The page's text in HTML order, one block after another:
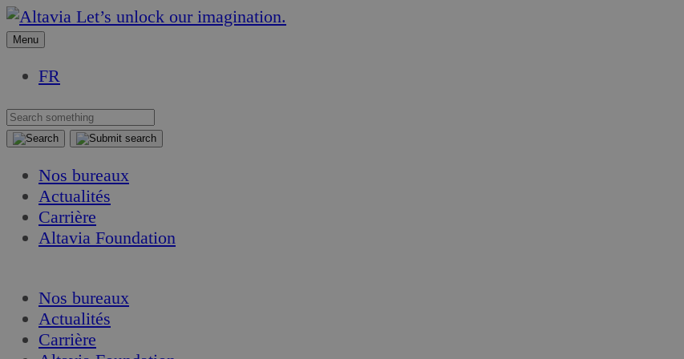
Aller
au
Aller
au
Let’s unlock our imagination.
Menu
FR
Nos bureaux
Actualités
Carrière
Altavia Foundation
Nos bureaux
Actualités
Carrière